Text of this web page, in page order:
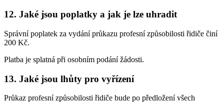
12. Jaké jsou poplatky a jak je lze uhradit
Správní poplatek za vydání průkazu profesní způsobilosti řidiče činí
200 Kč.
Platba je splatná při osobním podání žádosti.
13. Jaké jsou lhůty pro vyřízení
Průkaz profesní způsobilosti řidiče bude po předložení všech